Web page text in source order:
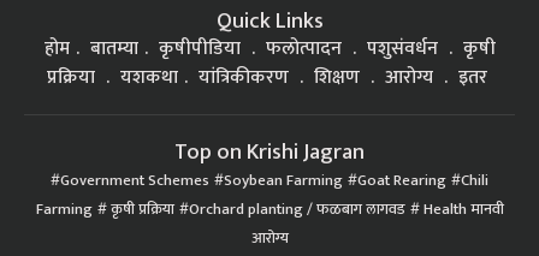
Quick Links
होम बातम्या कृषीपीडिया फलोत्पादन पशुसंवर्धन
कृषी
प्रक्रिया
यशकथा यांत्रिकीकरण शिक्षण आरोग्य इतर
Top on Krishi Jagran
Government Schemes Soybean Farming Goat Rearing Chili
Farming कृषी प्रक्रिया Orchard planting / फळबाग लागवड Health मानवी
आरोग्य